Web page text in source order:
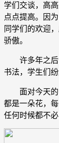
学们交谈，高
点点提高。因
同学们的欢迎
骄傲。
许多年之后
书法，学生们纷
面对今天的
都是一朵花，
任何时候都不